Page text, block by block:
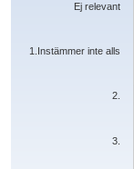
3.
2.
1.Instämmer inte alls
Ej relevant